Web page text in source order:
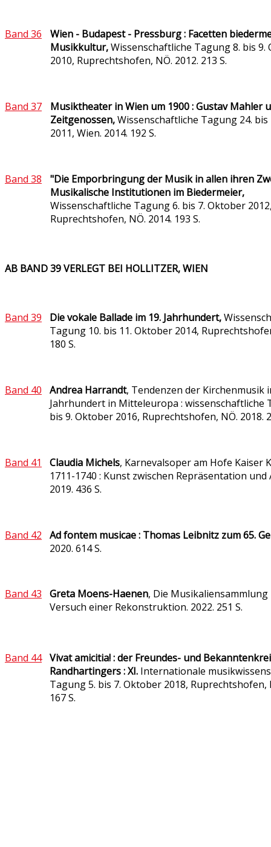
Band 36
Wien - Budapest - Pressburg : Facetten
Musikkultur,Wissenschaftliche Tagung 8. bis 9.
2010, Ruprechtshofen, NÖ. 2012. 213 S.
Band 37
Musiktheater in Wien um 1900 : Gustav Mahler
Zeitgenossen,Wissenschaftliche Tagung 24. bis
2011, Wien. 2014. 192 S.
Band 38
"Die Emporbringung der Musik in allen ihren
Musikalische Institutionen im Biedermeier,
Wissenschaftliche Tagung 6. bis 7. Oktober
Ruprechtshofen, NÖ. 2014. 193 S.
AB BAND 39 VERLEGT BEI HOLLITZER, WIEN
Band 39 Die vokale Ballade im 19. Jahrhundert,
Tagung 10. bis 11. Oktober 2014,
180 S.
Band 40 Andrea Harrandt, Tendenzen der Kirchenmusik
Jahrhundert in Mitteleuropa : wissenschaftliche
bis 9. Oktober 2016, Ruprechtshofen, NÖ. 2018.
Band 41 Claudia Michels, Karnevalsoper am Hofe Kaiser
1711-1740 : Kunst zwischen Repräsentation und
2019. 436 S.
Band 42
Ad fontem musicae : Thomas Leibnitz zum 65.
2020. 614 S.
Band 43 Greta Moens-Haenen, Die Musikaliensammlung
Versuch einer Rekonstruktion. 2022. 251 S.
Band 44 Vivat amicitia! : der Freundes- und
Randhartingers : XI. Internationale
Tagung 5. bis 7. Oktober 2018, Ruprechtshofen,
167 S.